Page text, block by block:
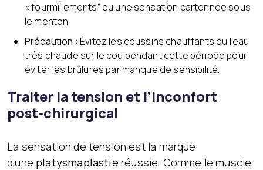
« fourmillements” ou une sensation cartonnée sous
le menton.
Précaution : Évitez les coussins chauffants ou l’eau
très chaude sur le cou pendant cette période pour
éviter les brûlures par manque de sensibilité.
Traiter la tension et l’inconfort
post-chirurgical
La sensation de tension est la marque
d’une platysmaplastie réussie. Comme le muscle